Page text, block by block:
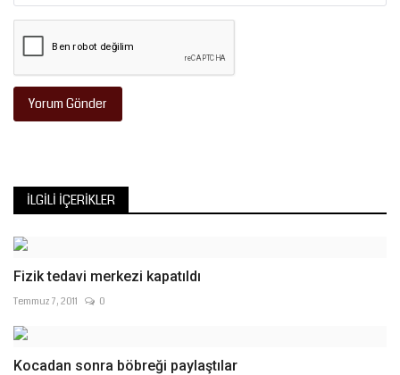
Yorum Gönder
İLGILI İÇERIKLER
Fizik tedavi merkezi kapatıldı
Temmuz 7, 2011 0
Kocadan sonra böbreği paylaştılar